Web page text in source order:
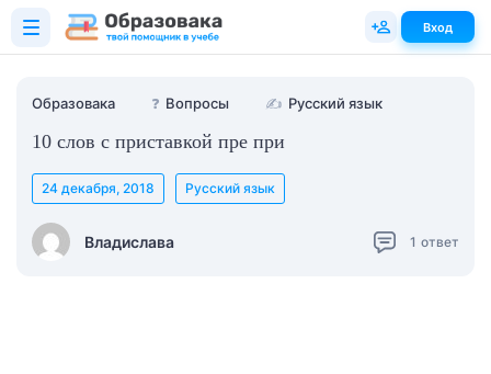
Образовака ❓ Вопросы ✍ Русский язык
10 слов с приставкой пре при
Владислава
24 декабря, 2018 Русский язык
1 ответ
Вход